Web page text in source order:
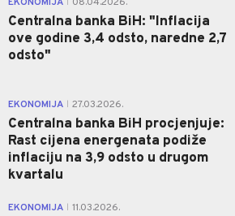
Centralna banka BiH: "Inflacija
ove godine 3,4 odsto, naredne 2,7
odsto"
EKONOMIJA 27.03.2026.
Centralna banka BiH procjenjuje:
Rast cijena energenata podiže
inflaciju na 3,9 odsto u drugom
kvartalu
EKONOMIJA 11.03.2026.